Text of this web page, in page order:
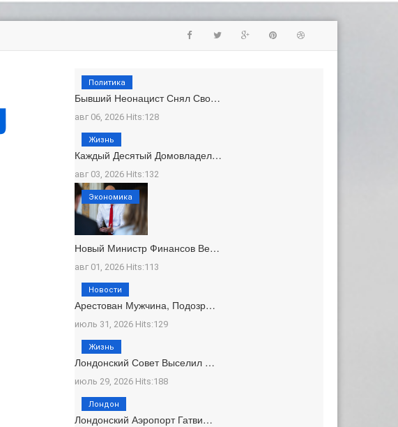
Бывший Неонацист Снял Сво…
авг 06, 2026 Hits:128
Политика
Каждый Десятый Домовладел…
авг 03, 2026 Hits:132
Жизнь
Новый Министр Финансов Ве…
авг 01, 2026 Hits:113
Экономика
Арестован Мужчина, Подозр…
июль 31, 2026 Hits:129
Новости
Лондонский Совет Выселил …
июль 29, 2026 Hits:188
Жизнь
Лондонский Аэропорт Гатви…
Лондон